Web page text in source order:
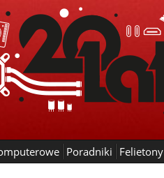
Poradniki Felietony